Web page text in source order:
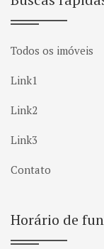
Todos os imóveis
Link1
Link2
Link3
Contato
Horário de